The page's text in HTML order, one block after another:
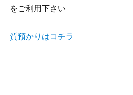
をご利用下さい
質預かりはコチラ